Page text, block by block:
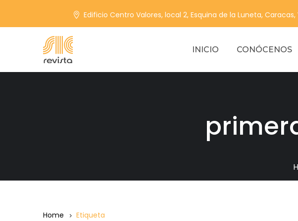
Edificio Centro Valores, local 2, Esquina de la Luneta, Caracas,
INICIO CONÓCENOS
Home Etiqueta